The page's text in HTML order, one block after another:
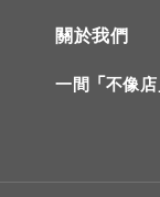
關於我們
一間「不像